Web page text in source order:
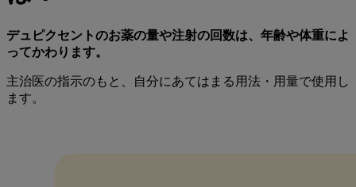
デュピクセントのお薬の量や注射の回数は、年齢や体重によ
ってかわります。
主治医の指示のもと、自分にあてはまる用法・用量で使用し
ます。